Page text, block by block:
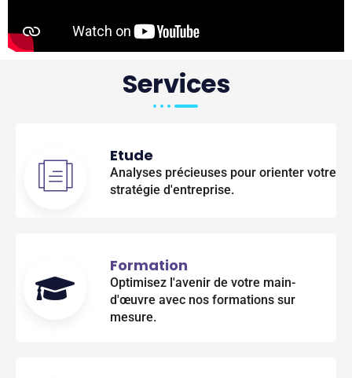
Services
Etude
Analyses précieuses pour orienter votre
stratégie d'entreprise.
Formation
Optimisez l'avenir de votre main-
d'œuvre avec nos formations sur
mesure.